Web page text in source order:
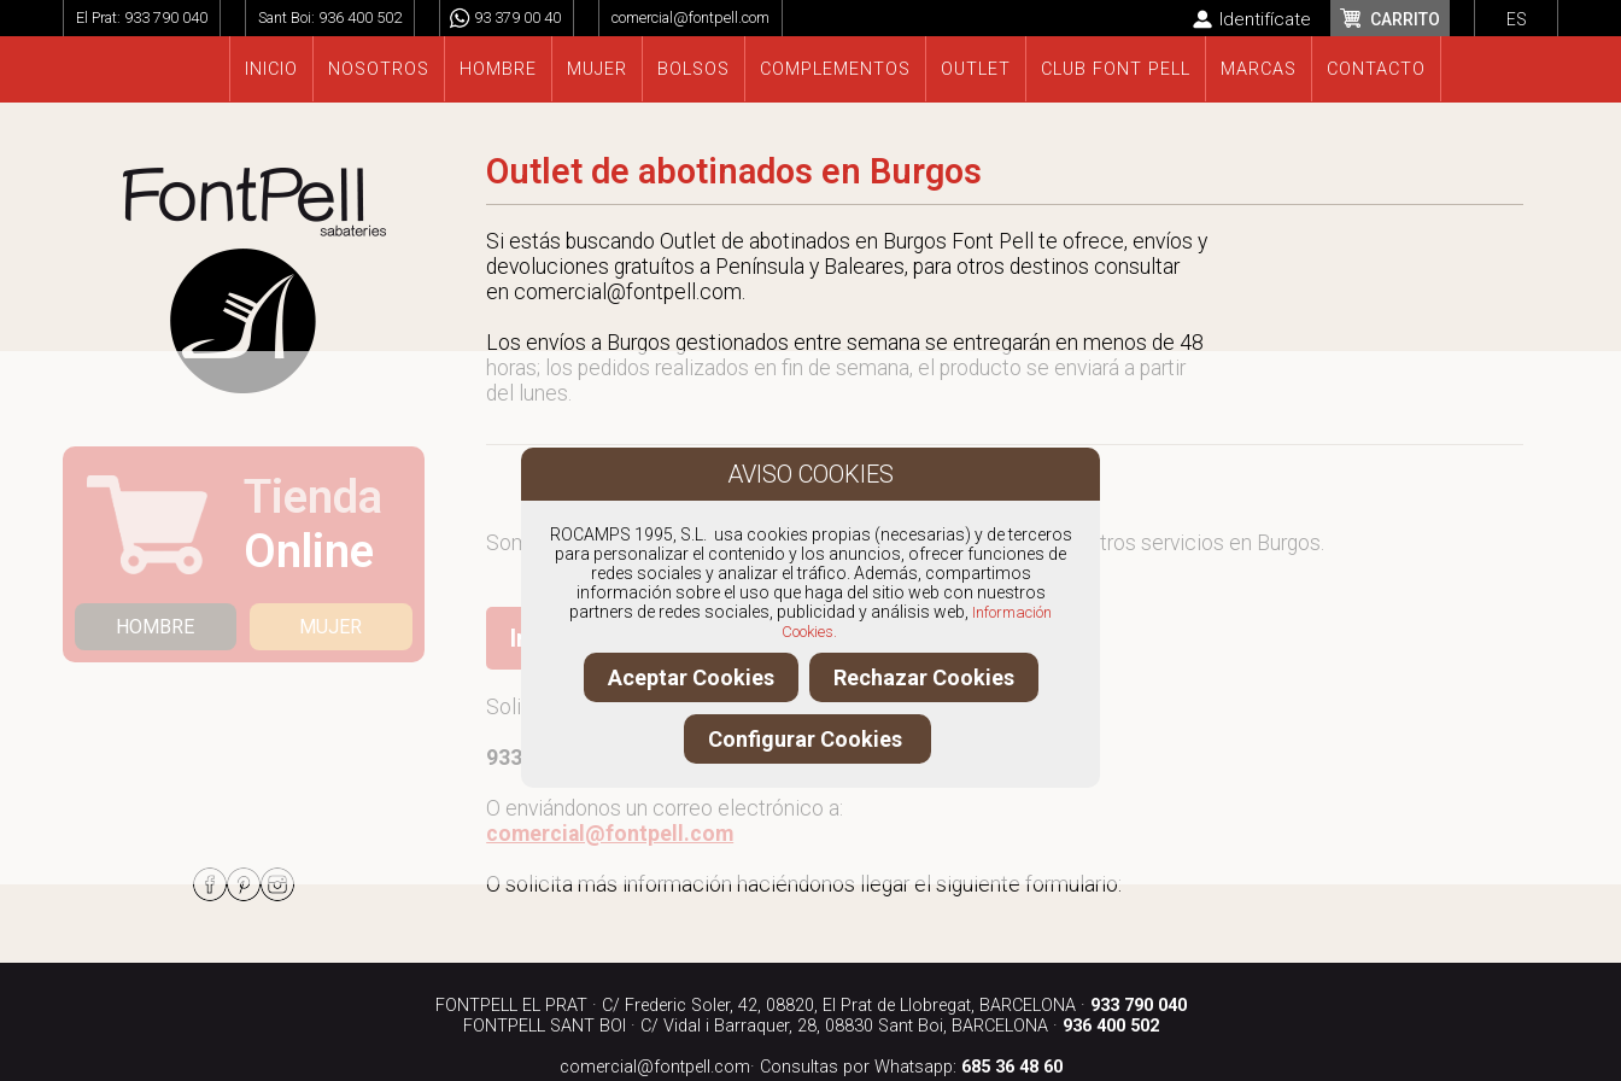
ES
El Prat: 933 790 040 Sant Boi: 936 400 502 93 379 00 40 comercial@fontpell.com CARRITO
Identifícate
INICIO NOSOTROS HOMBRE MUJER BOLSOS COMPLEMENTOS OUTLET CLUB FONT PELL MARCAS CONTACTO
Tienda
Online
HOMBRE MUJER
Outlet de abotinados en Burgos
Si estás buscando Outlet de abotinados en Burgos Font Pell te ofrece, envíos y
devoluciones gratuítos a Península y Baleares, para otros destinos consultar
en comercial@fontpell.com.
Los envíos a Burgos gestionados entre semana se entregarán en menos de 48
horas; los pedidos realizados en fin de semana, el producto se enviará a partir
del lunes.
Somosespecialistas en Outlet de abotinados, y ofrecemos nuestros servicios en Burgos.
Ir al outlet de abotinados
Solicita más información llamándonos a los teléfonos:
933 790 040
O enviándonos un correo electrónico a:
comercial@fontpell.com
O solicita más información haciéndonos llegar el siguiente formulario:
FONTPELL EL PRAT · C/ Frederic Soler, 42, 08820, El Prat de Llobregat, BARCELONA · 933 790 040
FONTPELL SANT BOI · C/ Vidal i Barraquer, 28, 08830 Sant Boi, BARCELONA · 936 400 502
comercial@fontpell.com· Consultas por Whatsapp: 685 36 48 60
ROCAMPS 1995, S.L. usa cookies propias (necesarias) y de terceros
para personalizar el contenido y los anuncios, ofrecer funciones de
redes sociales y analizar el tráfico. Además, compartimos
información sobre el uso que haga del sitio web con nuestros
partners de redes sociales, publicidad y análisis web, Información
Cookies.
Aceptar Cookies Rechazar Cookies
Configurar Cookies